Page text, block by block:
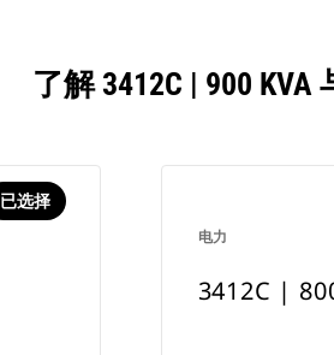
了解 3412C | 900
已选择
电力
3412C |